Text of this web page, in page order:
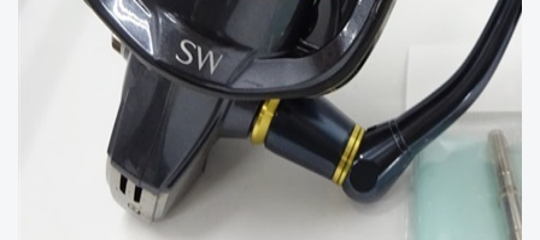
イシグロ西尾店
イシグロ三河安城店
イシグロ半田店
イシグロ岡崎大樹寺店
イシグロ岡崎若松店
悪
きるもの、改造品も含む
※ルアー、エギ、雑品、その他につきましては
ランク表記はございません。 状態は写真にて
ご確認ください。